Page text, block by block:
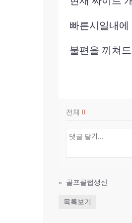
빠른시일내
불편을 끼쳐
전체 0
« 골프클럽생산
목록보기